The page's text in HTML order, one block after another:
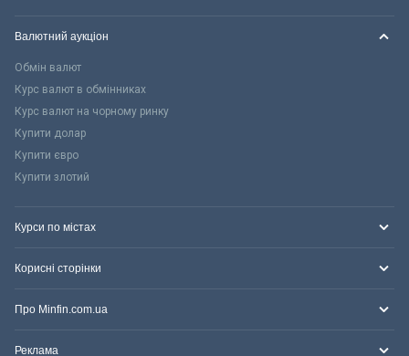
Валютний аукціон
Обмін валют
Курс валют в обмінниках
Курс валют на чорному ринку
Купити долар
Купити євро
Купити злотий
Курси по містах
Корисні сторінки
Про Minfin.com.ua
Реклама